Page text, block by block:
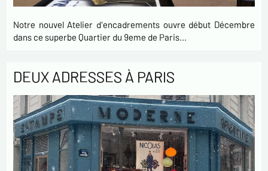
Notre nouvel Atelier d'encadrements ouvre début Décembre
dans ce superbe Quartier du 9eme de Paris…
DEUX ADRESSES À PARIS